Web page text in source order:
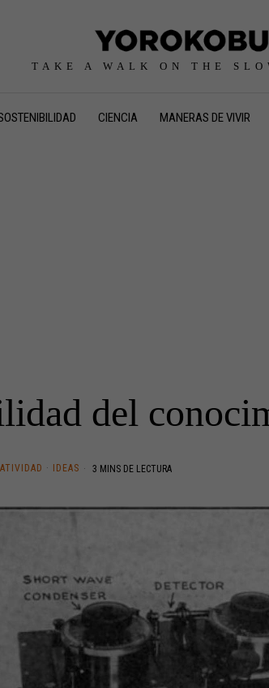
TAKE A WALK ON THE
CIENCIA MANERAS DE VIVIR
del
· IDEAS 3 MINS DE LECTURA